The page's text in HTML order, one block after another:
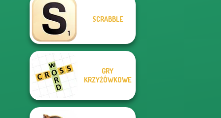
SCRABBLE
GRY
KRZYŻÓWKOWE